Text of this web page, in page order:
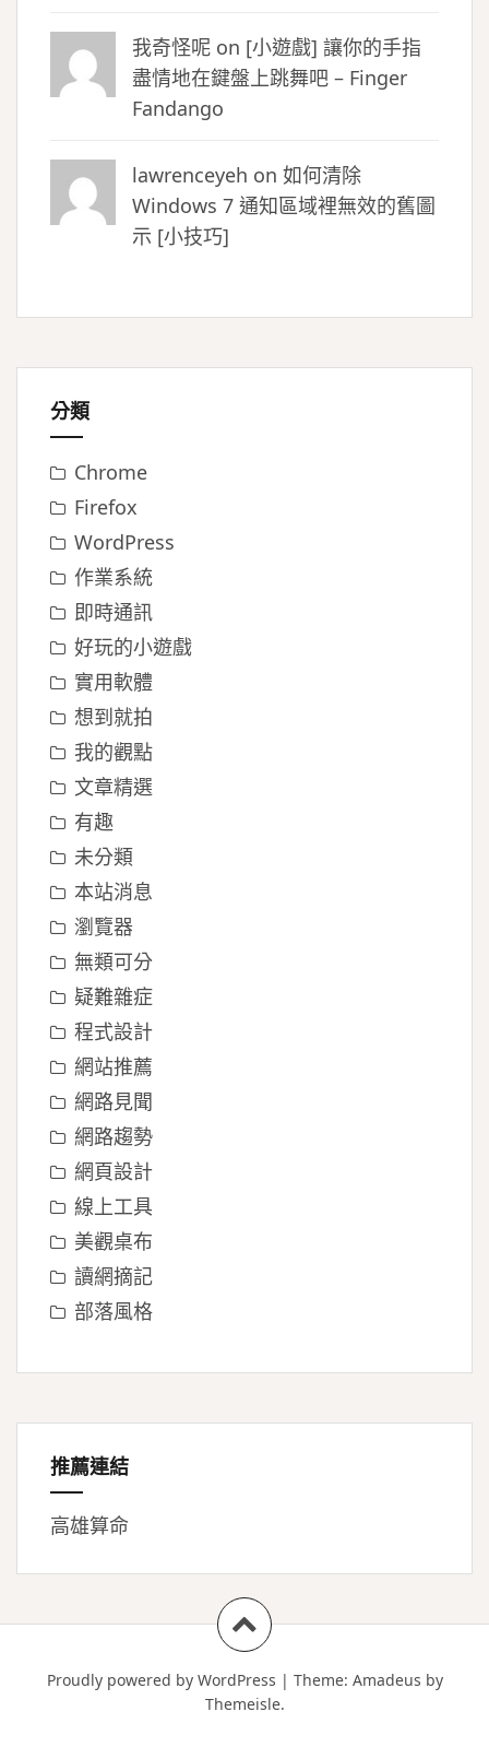
我奇怪呢 on [小遊戲] 讓你的手指
盡情地在鍵盤上跳舞吧 – Finger
Fandango
lawrenceyeh on 如何清除
Windows 7 通知區域裡無效的舊圖
示 [小技巧]
分類
Chrome
Firefox
WordPress
作業系統
即時通訊
好玩的小遊戲
實用軟體
想到就拍
我的觀點
文章精選
有趣
未分類
本站消息
瀏覽器
無類可分
疑難雜症
程式設計
網站推薦
網路見聞
網路趨勢
網頁設計
線上工具
美觀桌布
讀網摘記
部落風格
推薦連結
高雄算命
Proudly powered by WordPress | Theme: Amadeus by
Themeisle.